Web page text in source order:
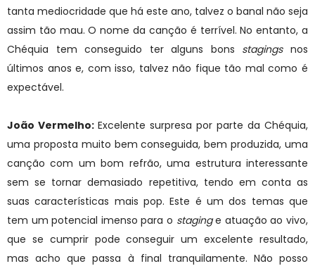
tanta mediocridade que há este ano, talvez o banal não seja
assim tão mau. O nome da canção é terrível. No entanto, a
Chéquia tem conseguido ter alguns bons stagingsnos
últimos anos e, com isso, talvez não fique tão mal como é
expectável.
João Vermelho: Excelente surpresa por parte da Chéquia,
uma proposta muito bem conseguida, bem produzida, uma
canção com um bom refrão, uma estrutura interessante
sem se tornar demasiado repetitiva, tendo em conta as
suas características mais pop. Este é um dos temas que
tem um potencial imenso para o staginge atuação ao vivo,
que se cumprir pode conseguir um excelente resultado,
mas acho que passa à final tranquilamente. Não posso